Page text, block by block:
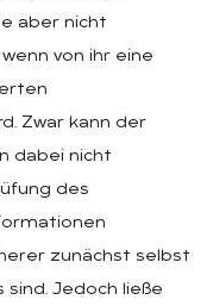
aber nicht
von ihr eine
Zwar kann der
dabei nicht
des
zunächst selbst
Jedoch ließe